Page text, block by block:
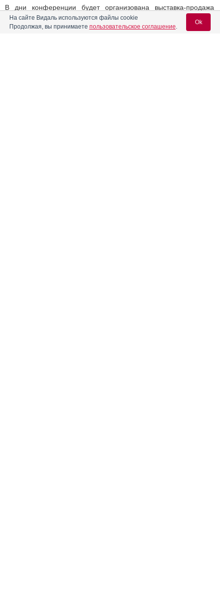
В дни конференции будет организована выставка-продажа
специализированной литературы.
Выставка
На сайте Видаль используются файлы cookie
Продолжая, вы принимаете пользовательское соглашение.
Ok